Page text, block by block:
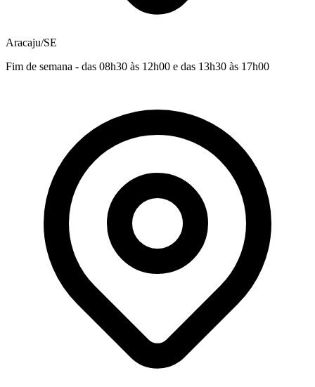
Aracaju/SE
Fim de semana - das 08h30 às 12h00 e das 13h30 às 17h00